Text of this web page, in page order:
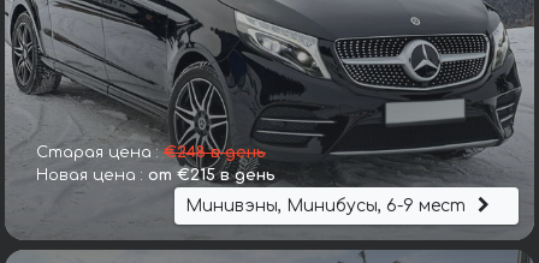
Старая цена :€248 в день
Новая цена : от €215 в день
Минивэны, Минибусы, 6-9 мест